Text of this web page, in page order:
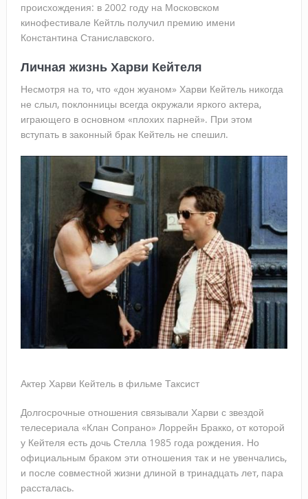
происхождения: в 2002 году на Московском
кинофестивале Кейтль получил премию имени
Константина Станиславского.
Личная жизнь Харви Кейтеля
Несмотря на то, что «дон жуаном» Харви Кейтель никогда
не слыл, поклонницы всегда окружали яркого актера,
играющего в основном «плохих парней». При этом
вступать в законный брак Кейтель не спешил.
Актер Харви Кейтель в фильме Таксист
Долгосрочные отношения связывали Харви с звездой
телесериала «Клан Сопрано» Лоррейн Бракко, от которой
у Кейтеля есть дочь Стелла 1985 года рождения. Но
официальным браком эти отношения так и не увенчались,
и после совместной жизни длиной в тринадцать лет, пара
рассталась.